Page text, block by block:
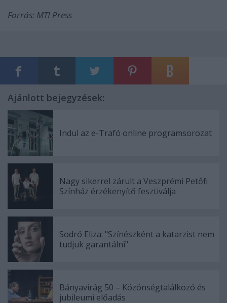
Forrás: MTI Press
Ajánlott bejegyzések:
Indul az e-Trafó online programsorozat
Nagy sikerrel zárult a Veszprémi Petőfi
Színház érzékenyítő fesztiválja
Sodró Eliza: "Színészként a katarzist nem
tudjuk garantálni"
Bányavirág 50 – Közönségtalálkozó és
jubileumi előadás